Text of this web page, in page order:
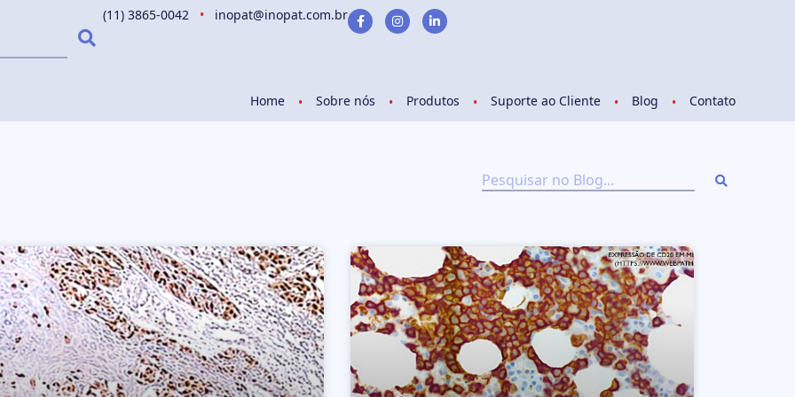
(11) 3865-0042 • inopat@inopat.com.br
Home Sobre nós Produtos Suporte ao Cliente Blog Contato